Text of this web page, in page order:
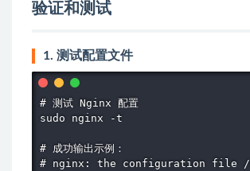
验证和测试
1. 测试配置文件
# 测试 Nginx 配置
sudo nginx -t
# 成功输出示例：
# nginx: the configuration file /